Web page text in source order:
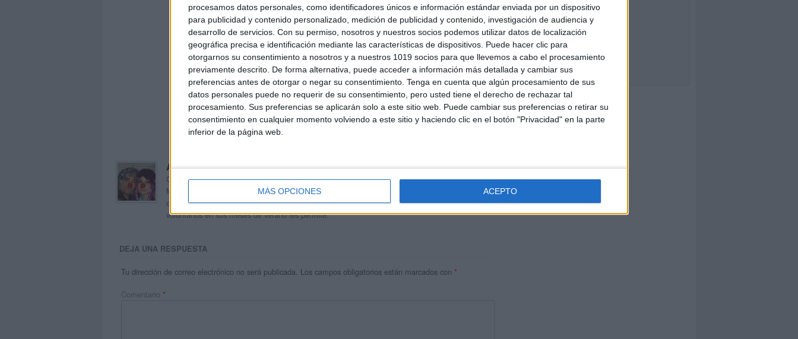
procesamos datos personales, como identificadores únicos e información estándar enviada por un dispositivo
para publicidad y contenido personalizado, medición de publicidad y contenido, investigación de audiencia y
desarrollo de servicios. Con su permiso, nosotros y nuestros socios podemos utilizar datos de localización
geográfica precisa e identificación mediante las características de dispositivos. Puede hacer clic para
otorgarnos su consentimiento a nosotros y a nuestros 1019 socios para que llevemos a cabo el procesamiento
previamente descrito. De forma alternativa, puede acceder a información más detallada y cambiar sus
preferencias antes de otorgar o negar su consentimiento. Tenga en cuenta que algún procesamiento de sus
datos personales puede no requerir de su consentimiento, pero usted tiene el derecho de rechazar tal
procesamiento. Sus preferencias se aplicarán solo a este sitio web. Puede cambiar sus preferencias o retirar su
consentimiento en cualquier momento volviendo a este sitio y haciendo clic en el botón "Privacidad" en la parte
inferior de la página web.
MÁS OPCIONES ACEPTO
Acerca de orientacionandujar
Orientación Andújar no es solo un blog, es la apuesta personal de dos profesores Ginés y
Maribel, que además de ser pareja, son los encargados de los contenidos que encontramos
dentro del blog y en el cual, vuelcan la mayor parte del tiempo, que sus tareas como docentes, y
voluntarios en sus meses de verano les permite.
DEJA UNA RESPUESTA
Tu dirección de correo electrónico no será publicada. Los campos obligatorios están marcados con *
Comentario *